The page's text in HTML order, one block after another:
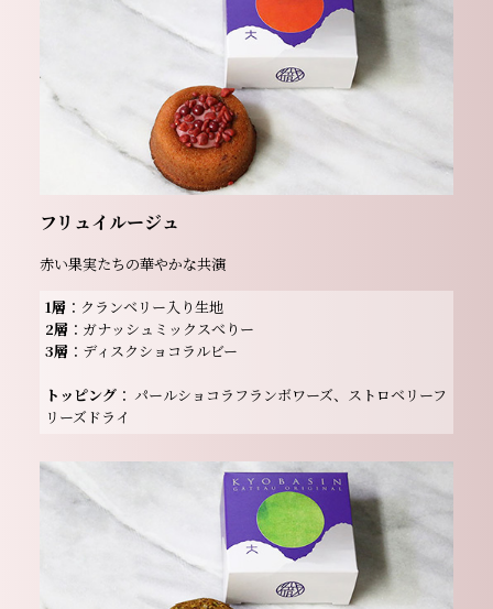
フリュイルージュ
赤い果実たちの華やかな共演
1層 ：クランベリー⼊り生地
2層 ：ガナッシュミックスべりー
3層 ：ディスクショコラルビー
トッピング： パールショコラフランボワーズ、ストロベリーフ
リーズドライ